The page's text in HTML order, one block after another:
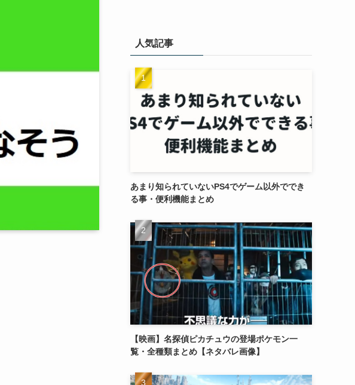
人気記事
あまり知られていないPS4でゲーム以外ででき
る事・便利機能まとめ
【映画】名探偵ピカチュウの登場ポケモン一
覧・全種類まとめ【ネタバレ画像】